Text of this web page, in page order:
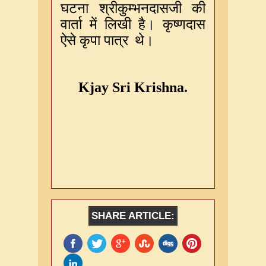
घटनाश्रीकुम्भनदासजीकी
वार्तामेंलिखीहै।कृष्णदास
ऐसेकृपापात्र थे।
Kjay Sri Krishna.
SHARE ARTICLE: